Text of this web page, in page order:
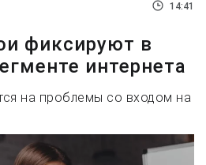
14:41
фиксируют в
интернета
на проблемы со входом на